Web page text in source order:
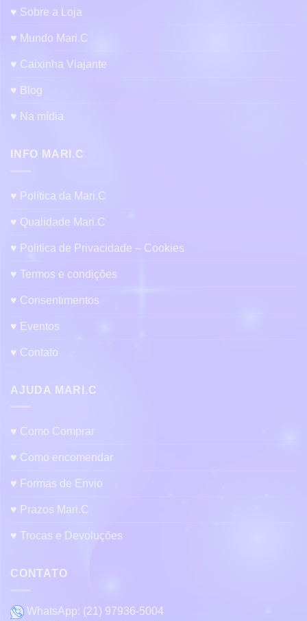
escolhidas
página
♥ Sobre a Loja
♥ Mundo Mari.C
♥ Caixinha Viajante
♥ Blog
♥ Na mídia
INFO MARI.C
♥ Política da Mari.C
♥ Qualidade Mari.C
♥ Politica de Privacidade – Cookies
♥ Termos e condições
♥ Consentimentos
♥ Eventos
♥ Contato
AJUDA MARI.C
♥ Como Comprar
♥ Como encomendar
♥ Formas de Envio
♥ Prazos Mari.C
♥ Trocas e Devoluções
CONTATO
WhatsApp: (21) 97936-5004